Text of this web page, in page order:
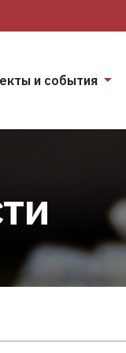
и события